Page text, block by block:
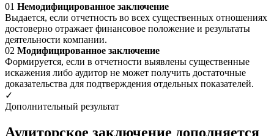
01 Немодифицированное заключение
Выдается, если отчетность во всех существенных отношениях
достоверно отражает финансовое положение и результаты
деятельности компании.
02 Модифицированное заключение
Формируется, если в отчетности выявлены существенные
искажения либо аудитор не может получить достаточные
доказательства для подтверждения отдельных показателей.
✓
Дополнительный результат
Аудиторское заключение дополняется